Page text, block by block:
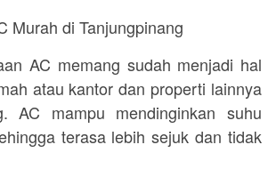
AC memang sudah menjadi hal
atau kantor dan properti lainnya
AC mampu mendinginkan suhu
terasa lebih sejuk dan tidak